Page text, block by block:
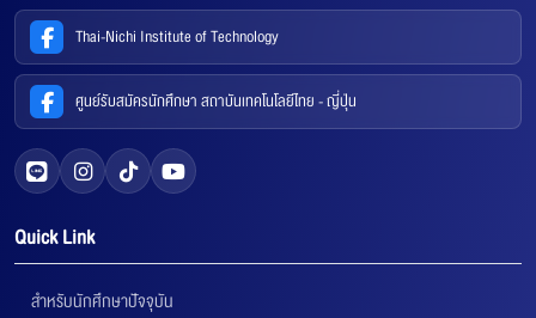
Thai-Nichi Institute of Technology
ศูนย์รับสมัครนักศึกษา สถาบันเทคโนโลยีไทย - ญี่ปุ่น
Quick Link
สำหรับนักศึกษาปัจจุบัน